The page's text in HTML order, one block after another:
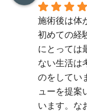
施術後は体
初めての経
にとっては
ない生活は
のをしてい
ューを提案
います。な